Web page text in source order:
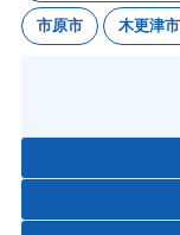
市原市 木更津